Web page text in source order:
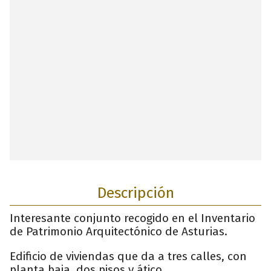
Descripción
Interesante conjunto recogido en el Inventario
de Patrimonio Arquitectónico de Asturias.
Edificio de viviendas que da a tres calles, con